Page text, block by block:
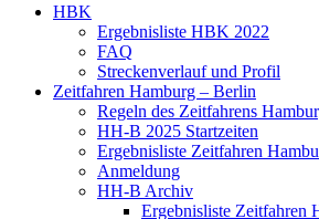
HBK
Ergebnisliste HBK 2022
FAQ
Streckenverlauf und Profil
Zeitfahren Hamburg – Berlin
Regeln des Zeitfahrens
HH-B 2025 Startzeiten
Ergebnisliste Zeitfahren
Anmeldung
HH-B Archiv
Ergebnisliste Zeitfahren